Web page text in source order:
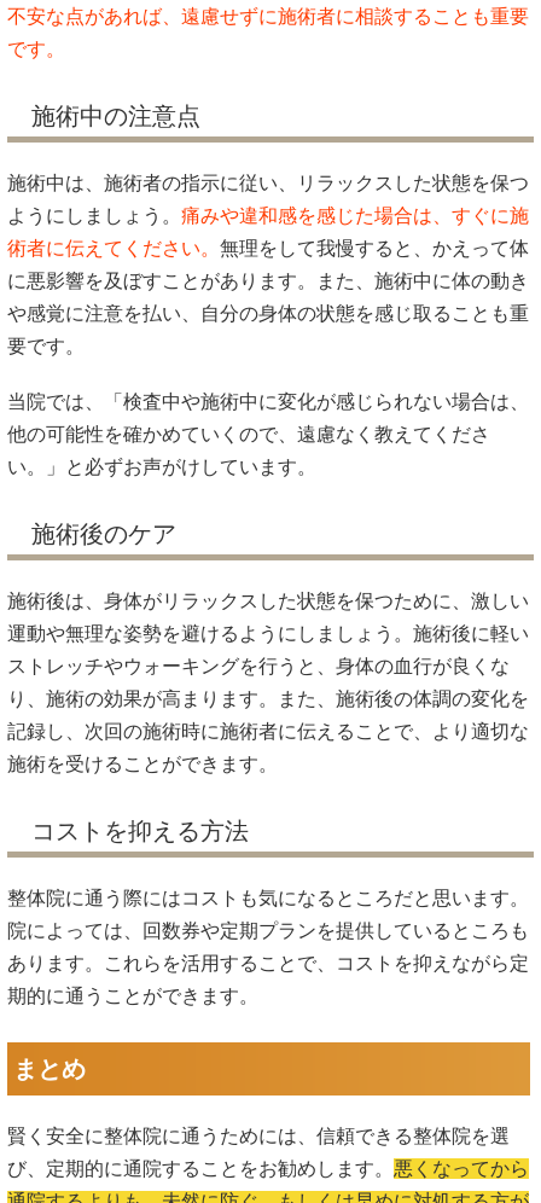
不安な点があれば、遠慮せずに施術者に相談することも重要
です。
施術中の注意点
施術中は、施術者の指示に従い、リラックスした状態を保つ
ようにしましょう。 痛みや違和感を感じた場合は、すぐに施
術者に伝えてください。 無理をして我慢すると、かえって体
に悪影響を及ぼすことがあります。また、施術中に体の動き
や感覚に注意を払い、自分の身体の状態を感じ取ることも重
要です。
当院では、「検査中や施術中に変化が感じられない場合は、
他の可能性を確かめていくので、遠慮なく教えてくださ
い。」と必ずお声がけしています。
施術後のケア
施術後は、身体がリラックスした状態を保つために、激しい
運動や無理な姿勢を避けるようにしましょう。施術後に軽い
ストレッチやウォーキングを行うと、身体の血行が良くな
り、施術の効果が高まります。また、施術後の体調の変化を
記録し、次回の施術時に施術者に伝えることで、より適切な
施術を受けることができます。
コストを抑える方法
整体院に通う際にはコストも気になるところだと思います。
院によっては、回数券や定期プランを提供しているところも
あります。これらを活用することで、コストを抑えながら定
期的に通うことができます。
まとめ
賢く安全に整体院に通うためには、信頼できる整体院を選
び、定期的に通院することをお勧めします。 悪くなってから